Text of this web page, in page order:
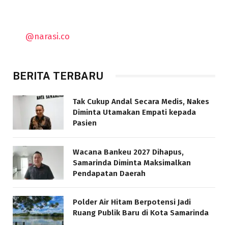
@narasi.co
BERITA TERBARU
Tak Cukup Andal Secara Medis, Nakes
Diminta Utamakan Empati kepada
Pasien
Wacana Bankeu 2027 Dihapus,
Samarinda Diminta Maksimalkan
Pendapatan Daerah
Polder Air Hitam Berpotensi Jadi
Ruang Publik Baru di Kota Samarinda